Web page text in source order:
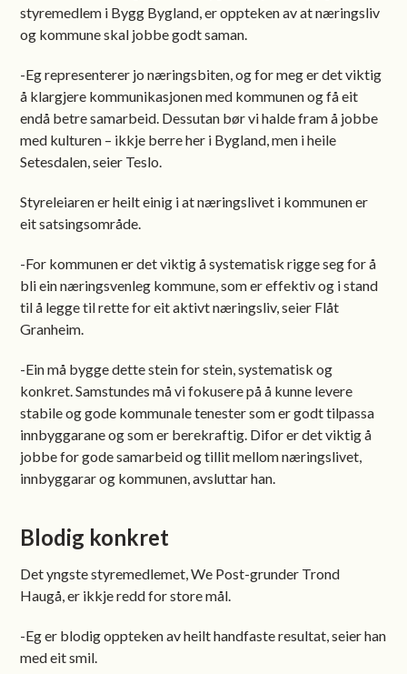
styremedlem i Bygg Bygland, er oppteken av at næringsliv
og kommune skal jobbe godt saman.
-Eg representerer jo næringsbiten, og for meg er det viktig
å klargjere kommunikasjonen med kommunen og få eit
endå betre samarbeid. Dessutan bør vi halde fram å jobbe
med kulturen – ikkje berre her i Bygland, men i heile
Setesdalen, seier Teslo.
Styreleiaren er heilt einig i at næringslivet i kommunen er
eit satsingsområde.
-For kommunen er det viktig å systematisk rigge seg for å
bli ein næringsvenleg kommune, som er effektiv og i stand
til å legge til rette for eit aktivt næringsliv, seier Flåt
Granheim.
-Ein må bygge dette stein for stein, systematisk og
konkret. Samstundes må vi fokusere på å kunne levere
stabile og gode kommunale tenester som er godt tilpassa
innbyggarane og som er berekraftig. Difor er det viktig å
jobbe for gode samarbeid og tillit mellom næringslivet,
innbyggarar og kommunen, avsluttar han.
Blodig konkret
Det yngste styremedlemet, We Post-grunder Trond
Haugå, er ikkje redd for store mål.
-Eg er blodig oppteken av heilt handfaste resultat, seier han
med eit smil.